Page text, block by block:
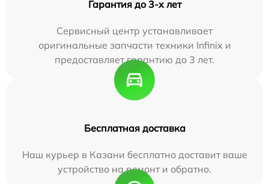
Гарантия до 3-х лет
Сервисный центр устанавливает
оригинальные запчасти техники Infinix и
предоставляет гарантию до 3 лет.
Бесплатная доставка
Наш курьер в Казани бесплатно доставит ваше
устройство на ремонт и обратно.